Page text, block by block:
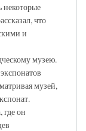
что
и
музею.
музей,
он